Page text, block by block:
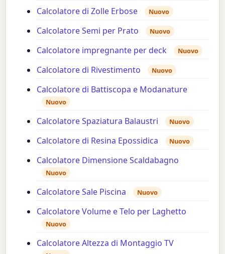
Calcolatore di Zolle Erbose Nuovo
Calcolatore Semi per Prato Nuovo
Calcolatore impregnante per deck Nuovo
Calcolatore di Rivestimento Nuovo
Calcolatore di Battiscopa e Modanature
Nuovo
Calcolatore Spaziatura Balaustri Nuovo
Calcolatore di Resina Epossidica Nuovo
Calcolatore Dimensione Scaldabagno
Nuovo
Calcolatore Sale Piscina Nuovo
Calcolatore Volume e Telo per Laghetto
Nuovo
Calcolatore Altezza di Montaggio TV